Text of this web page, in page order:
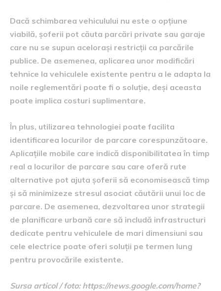
Dacă schimbarea vehiculului nu este o opțiune
viabilă, șoferii pot căuta parcări private sau garaje
care nu se supun acelorași restricții ca parcările
publice. De asemenea, aplicarea unor modificări
tehnice la vehiculele existente pentru a le adapta la
noile reglementări poate fi o soluție, deși aceasta
poate implica costuri suplimentare.
În plus, utilizarea tehnologiei poate facilita
identificarea locurilor de parcare corespunzătoare.
Aplicațiile mobile care indică disponibilitatea în timp
real a locurilor de parcare sau care oferă rute
alternative pot ajuta șoferii să economisească timp
și să minimizeze stresul asociat căutării unui loc de
parcare. De asemenea, dezvoltarea unor strategii
de planificare urbană care să includă infrastructuri
dedicate pentru vehiculele de mari dimensiuni sau
cele electrice poate oferi soluții pe termen lung
pentru provocările existente.
Sursa articol / foto: https://news.google.com/home?